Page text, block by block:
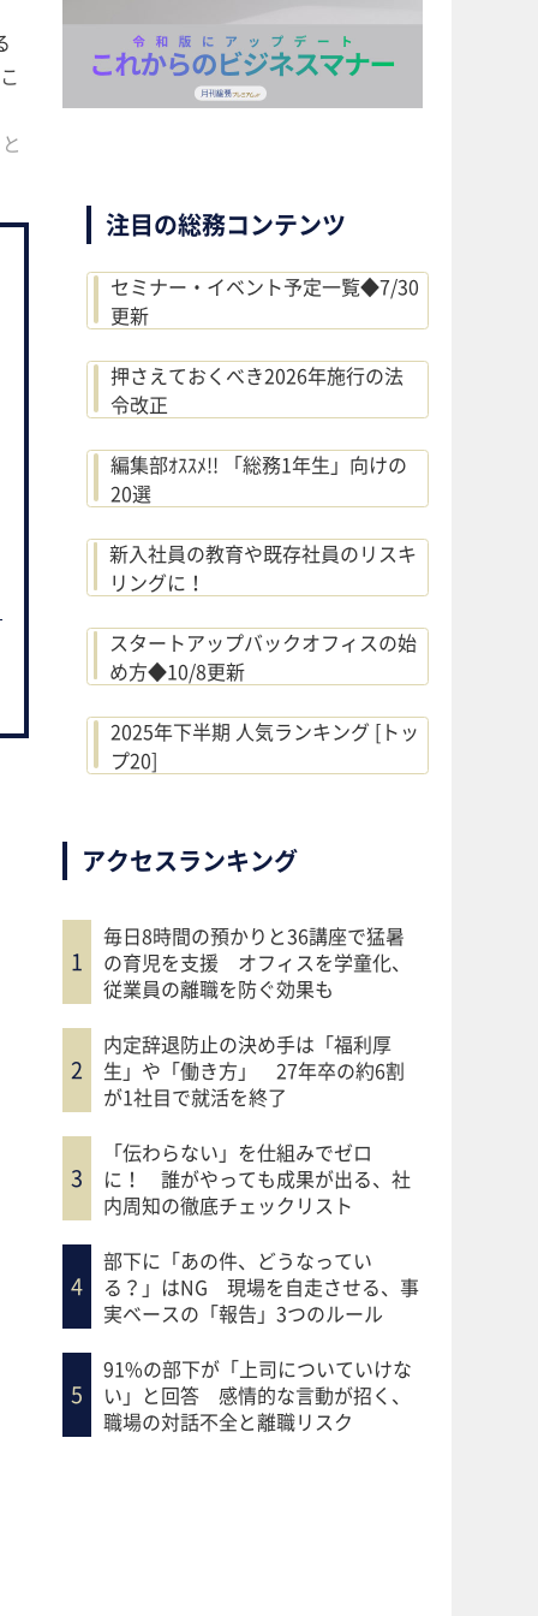
注目の総務コンテンツ
セミナー・イベント予定一覧◆7/30
更新
押さえておくべき2026年施行の法
令改正
編集部ｵｽｽﾒ!! 「総務1年生」向けの
20選
新入社員の教育や既存社員のリスキ
リングに！
スタートアップバックオフィスの始
め方◆10/8更新
2025年下半期 人気ランキング [トッ
プ20]
アクセスランキング
毎日8時間の預かりと36講座で猛暑
の育児を支援 オフィスを学童化、
従業員の離職を防ぐ効果も
内定辞退防止の決め手は「福利厚
生」や「働き方」 27年卒の約6割
が1社目で就活を終了
「伝わらない」を仕組みでゼロ
に！ 誰がやっても成果が出る、社
内周知の徹底チェックリスト
部下に「あの件、どうなってい
る？」はNG 現場を自走させる、事
実ベースの「報告」3つのルール
91%の部下が「上司についていけな
い」と回答 感情的な言動が招く、
職場の対話不全と離職リスク